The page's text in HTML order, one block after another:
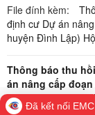
File đính kèm:
định cư Dự án
huyện Đình Lập)
Thông báo thu
án nâng cấp
Đình Lập) Hộ ông
Đã kết nối EMC